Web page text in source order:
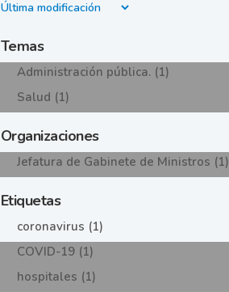
Temas
Administración pública. (1)
Salud (1)
Organizaciones
Jefatura de Gabinete de Ministros (1)
Etiquetas
coronavirus (1)
COVID-19 (1)
hospitales (1)